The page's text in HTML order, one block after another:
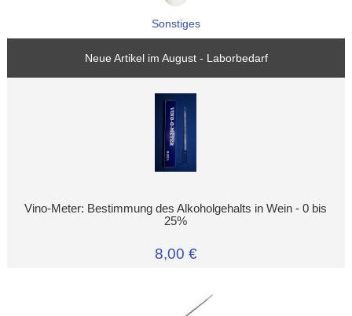
Sonstiges
Neue Artikel im August - Laborbedarf
Vino-Meter: Bestimmung des Alkoholgehalts in Wein - 0 bis
25%
8,00 €